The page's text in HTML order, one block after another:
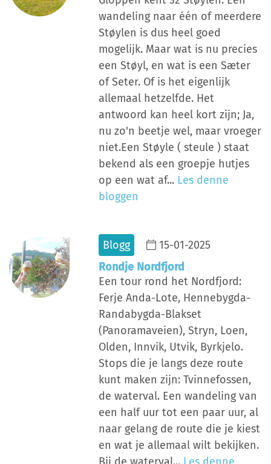
wandeling naar één of meerdere
Støylen is dus heel goed
mogelijk. Maar wat is nu precies
een Støyl, en wat is een Sæter
of Seter. Of is het eigenlijk
allemaal hetzelfde. Het
antwoord kan heel kort zijn; Ja,
nu zo'n beetje wel, maar vroeger
niet.Een Støyle ( steule ) staat
bekend als een groepje hutjes
op een wat af... Les denne
bloggen
Blogg
15-01-2025
Rondje Nordfjord
Een tour rond het Nordfjord:
Ferje Anda-Lote, Hennebygda-
Randabygda-Blakset
(Panoramaveien), Stryn, Loen,
Olden, Innvik, Utvik, Byrkjelo.
Stops die je langs deze route
kunt maken zijn: Tvinnefossen,
de waterval. Een wandeling van
een half uur tot een paar uur, al
naar gelang de route die je kiest
en wat je allemaal wilt bekijken.